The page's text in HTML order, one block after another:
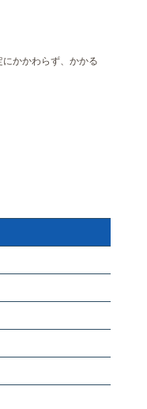
かかわらず、かかる